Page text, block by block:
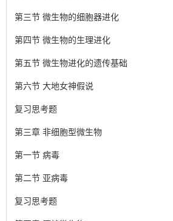
第三节 微生物的细胞器进化
第四节 微生物的生理进化
第五节 微生物进化的遗传基础
第六节 大地女神假说
复习思考题
第三章 非细胞型微生物
第一节 病毒
第二节 亚病毒
复习思考题